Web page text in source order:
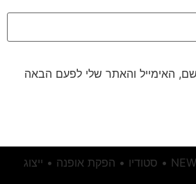
האימייל והאתר שלי לפעם הבאה